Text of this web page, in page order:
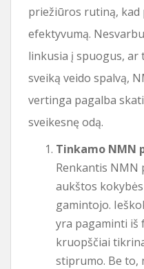
priežiūros rutiną, kad
efektyvumą.
linkusia į spuogus, ar
sveiką veido spalvą,
vertinga pagalba
sveikesnę odą.
Tinkamo NMN
Renkantis NMN
aukštos
gamintojo.
yra pagaminti iš
kruopščiai
stiprumo. Be to,